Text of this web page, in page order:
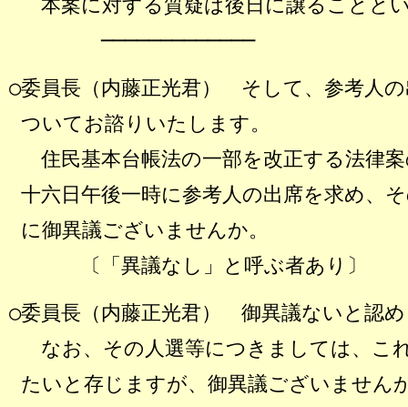
本案に対する質疑は後日に譲ることと
─────────────
○委員長（内藤正光君）
そして、参考人の
ついてお諮りいたします。
住民基本台帳法の一部を改正する法律
十六日午後一時に参考人の出席を求め、
に御異議ございませんか。
〔「異議なし」と呼ぶ者あり〕
○委員長（内藤正光君）
御異議ないと認
なお、その人選等につきましては、こ
たいと存じますが、御異議ございません